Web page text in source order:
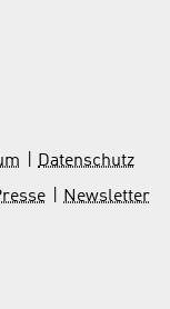
Datenschutz
Newsletter